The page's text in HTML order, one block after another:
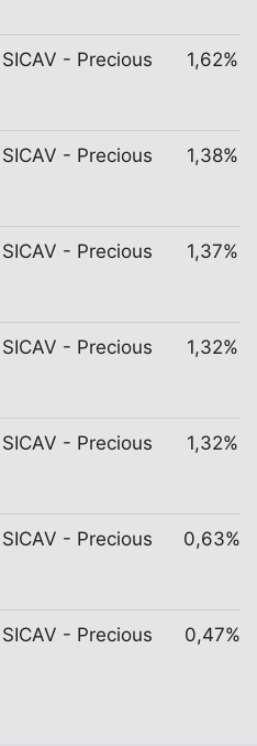
- Precious
1,62%
- Precious
1,38%
- Precious
1,37%
- Precious
1,32%
- Precious
1,32%
- Precious
0,63%
- Precious
0,47%